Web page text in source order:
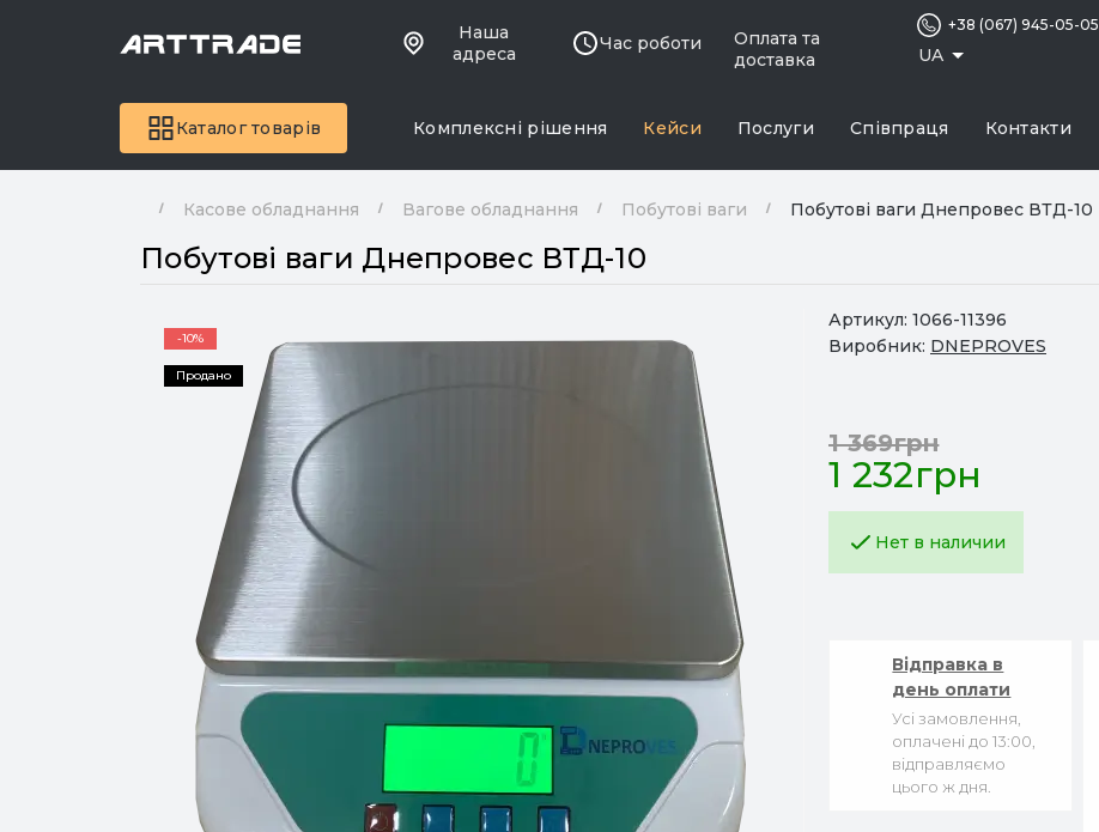
Наша
адреса
Час роботи
Оплата та
доставка
UA
+38 (067) 945-05-05
Каталог товарів Комплексні рішення Кейси Послуги Співпраця Контакти
Касове обладнання Вагове обладнання Побутові ваги Побутові ваги Днепровес ВТД-10
Побутові ваги Днепровес ВТД-10
-10%
Продано
Артикул: 1066-11396
Виробник: DNEPROVES
1 232грн
1 369грн
Нет в наличии
Відправка в
день оплати
Усі замовлення,
оплачені до 13:00,
відправляємо
цього ж дня.